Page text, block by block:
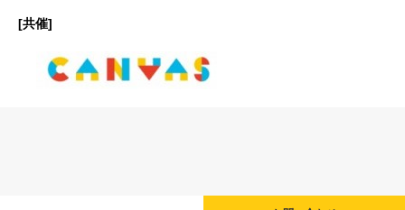
[共催]